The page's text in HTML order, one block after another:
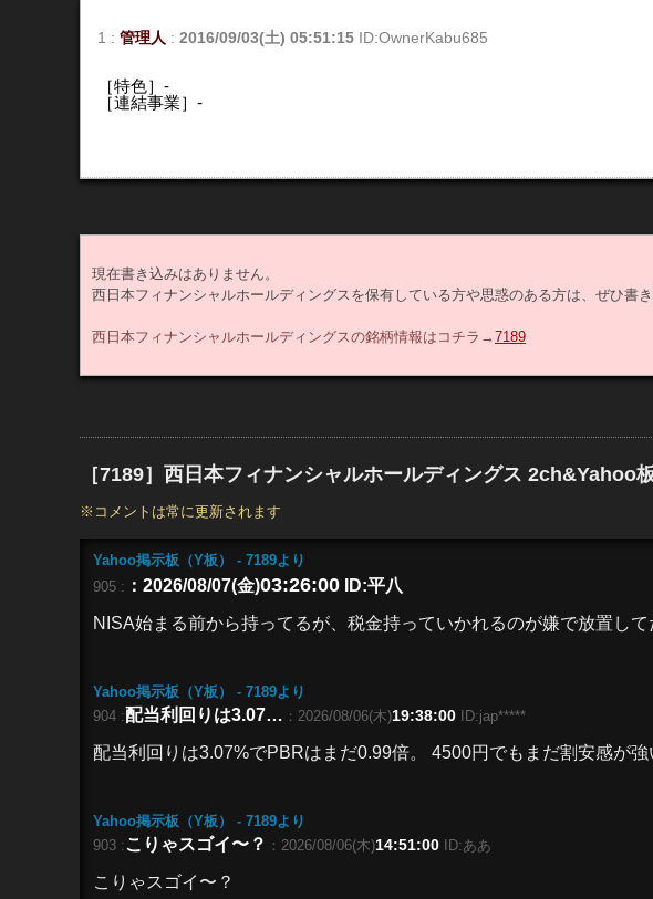
1 : 管理人 : 2016/09/03(土) 05:51:15 ID:OwnerKabu685
［特色］-
［連結事業］-
現在書き込みはありません。
西日本フィナンシャルホールディングスを保有している方や思惑のある方は、ぜひ書
西日本フィナンシャルホールディングスの銘柄情報はコチラ→7189
［7189］西日本フィナンシャルホールディングス 2ch&Yahoo
※コメントは常に更新されます
Yahoo掲示板（Y板） - 7189より
905 : ：2026/08/07(金)03:26:00 ID:平八
NISA始まる前から持ってるが、税金持っていかれるのが嫌で放置して
Yahoo掲示板（Y板） - 7189より
904 :配当利回りは3.07… ：2026/08/06(木)19:38:00 ID:jap*****
配当利回りは3.07%でPBRはまだ0.99倍。 4500円でもまだ割安感が強
Yahoo掲示板（Y板） - 7189より
903 : こりゃスゴイ〜？ ：2026/08/06(木)14:51:00 ID:ああ
こりゃスゴイ〜？